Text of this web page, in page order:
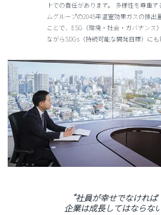
上での責任があります。 多様性を尊重
ムグループの2045年温室効果ガスの排出
ことで、ESG（環境・社会・ガバナンス
ながらSDGs（持続可能な開発目標）にも
“社員が幸せでなければ
企業は成長してはならな